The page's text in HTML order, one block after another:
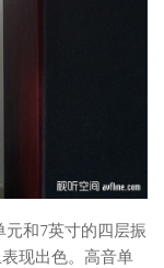
元和7英寸的四层振
现出色。高音单